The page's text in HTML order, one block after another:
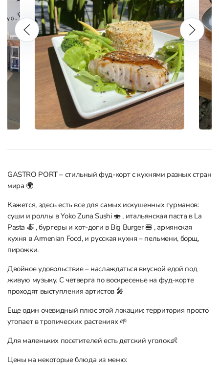
GASTRO PORT – стильный фуд-корт с кухнями разных стран
мира 🌍
Кажется, здесь есть все для самых искушенных гурманов:
суши и роллы в Yoko Zuna Sushi 🍣 , итальянская паста в La
Pasta 🍝 , бургеры и хот-доги в Big Burger 🍔 , армянская
кухня в Armenian Food, и русская кухня – пельмени, борщ,
пирожки.
Двойное удовольствие – наслаждаться вкусной едой под
живую музыку. С четверга по воскресенье на фуд-корте
проходят выступления артистов 🎤
Еще один очевидный плюс этой локации: территория просто
утопает в тропических растениях 🌱
Для маленьких посетителей есть детский уголок👶
Цены на некоторые блюда из меню: